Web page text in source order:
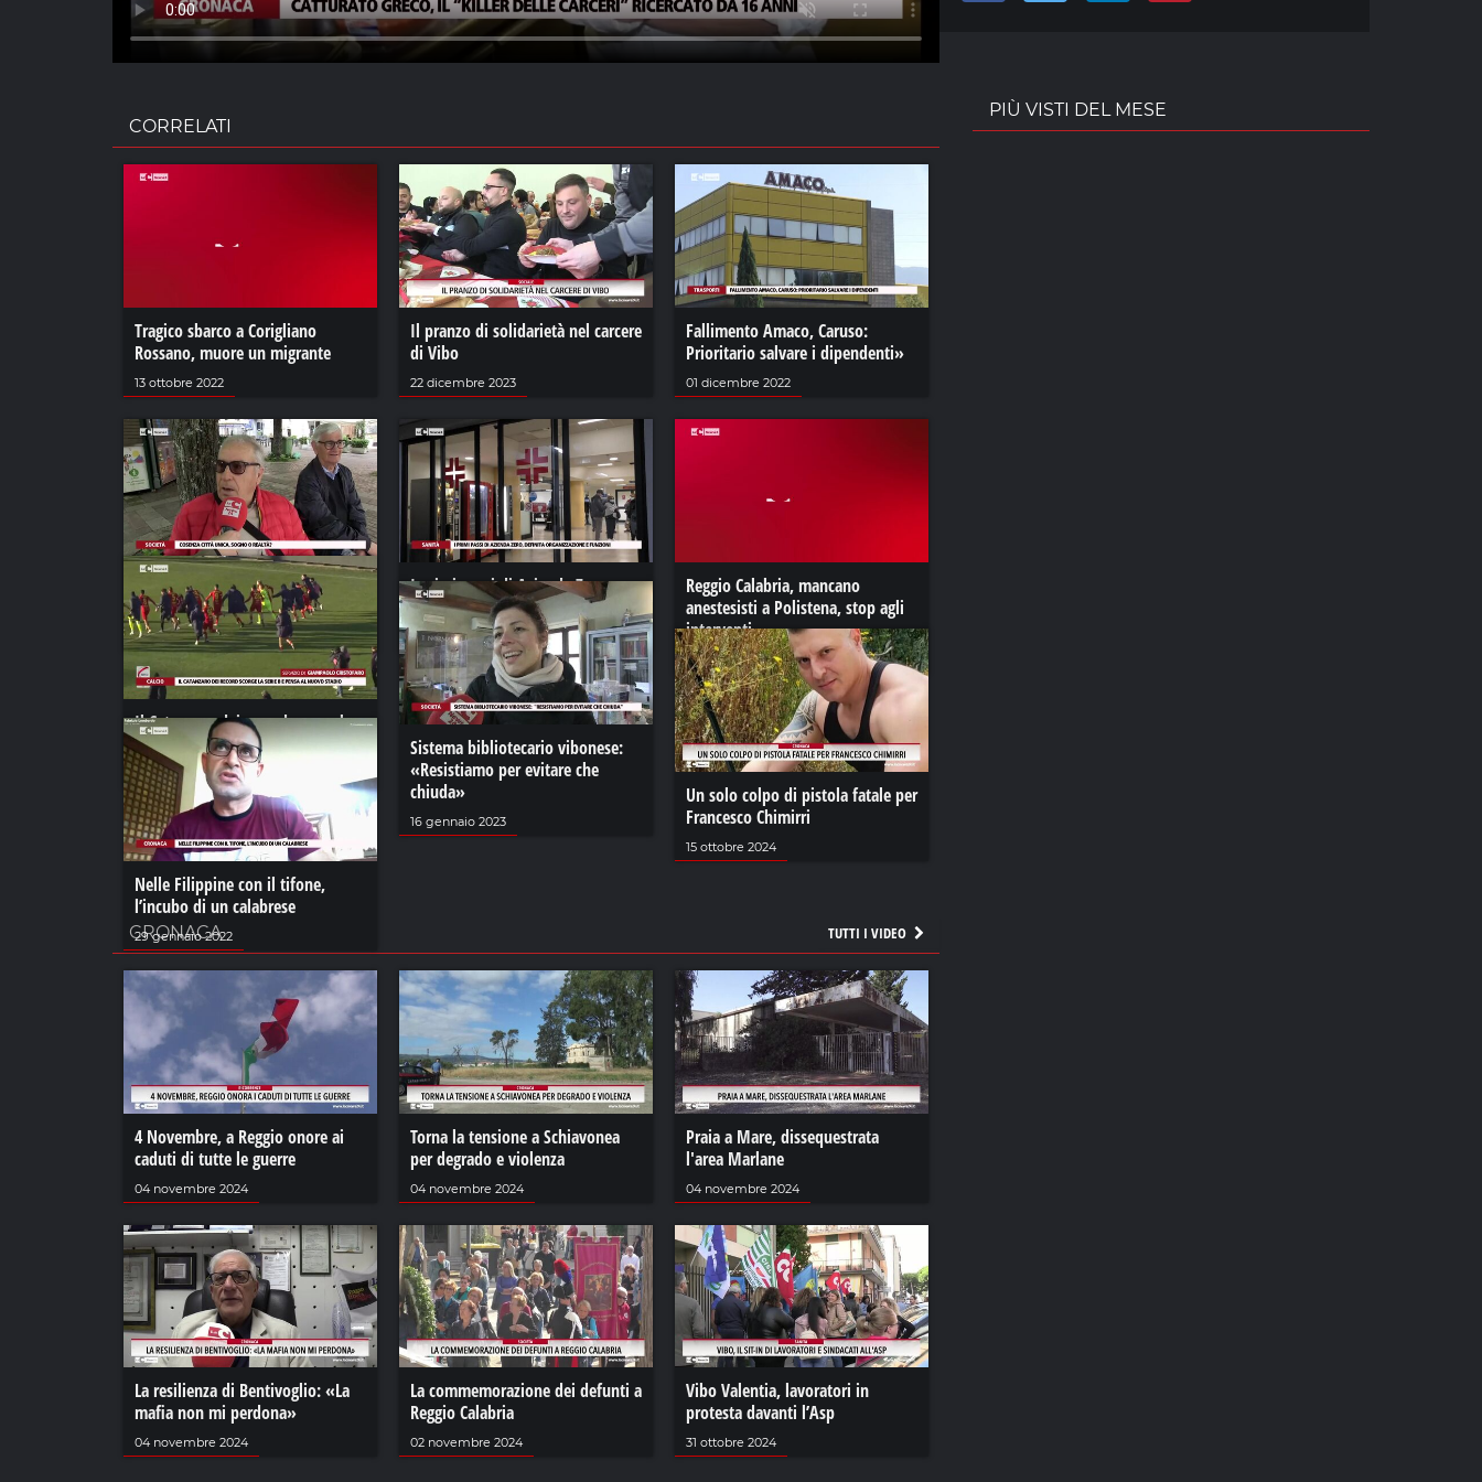
CORRELATI
Tragico sbarco a Corigliano
Rossano, muore un migrante
13 ottobre 2022
Il pranzo di solidarietà nel carcere
di Vibo
22 dicembre 2023
Fallimento Amaco, Caruso:
Prioritario salvare i dipendenti»
01 dicembre 2022
Cosenza città unica, sogno o
realtà
22 maggio 2023
I primi passi di Azienda Zero,
definita organizzazione e funzioni
23 febbraio 2023
Reggio Calabria, mancano
anestesisti a Polistena, stop agli
interventi
02 luglio 2022
Il Catanzaro dei record scorge la
Serie B e pensa al nuovo stadio
09 febbraio 2023
Sistema bibliotecario vibonese:
«Resistiamo per evitare che
chiuda»
16 gennaio 2023
Un solo colpo di pistola fatale per
Francesco Chimirri
15 ottobre 2024
Nelle Filippine con il tifone,
l’incubo di un calabrese
29 gennaio 2022 TUTTI I VIDEO
CRONACA
4 Novembre, a Reggio onore ai
caduti di tutte le guerre
04 novembre 2024
Torna la tensione a Schiavonea
per degrado e violenza
04 novembre 2024
Praia a Mare, dissequestrata
l'area Marlane
04 novembre 2024
La resilienza di Bentivoglio: «La
mafia non mi perdona»
04 novembre 2024
La commemorazione dei defunti a
Reggio Calabria
02 novembre 2024
Vibo Valentia, lavoratori in
protesta davanti l’Asp
31 ottobre 2024
PIÙ VISTI DEL MESE